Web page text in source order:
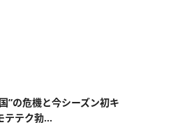
”の危機と今シーズン初キ
テク勃...